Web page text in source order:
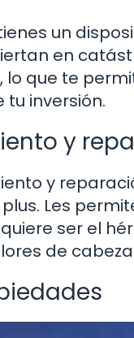
un
en
que te
inversión.
y
y
Les
ser el
de